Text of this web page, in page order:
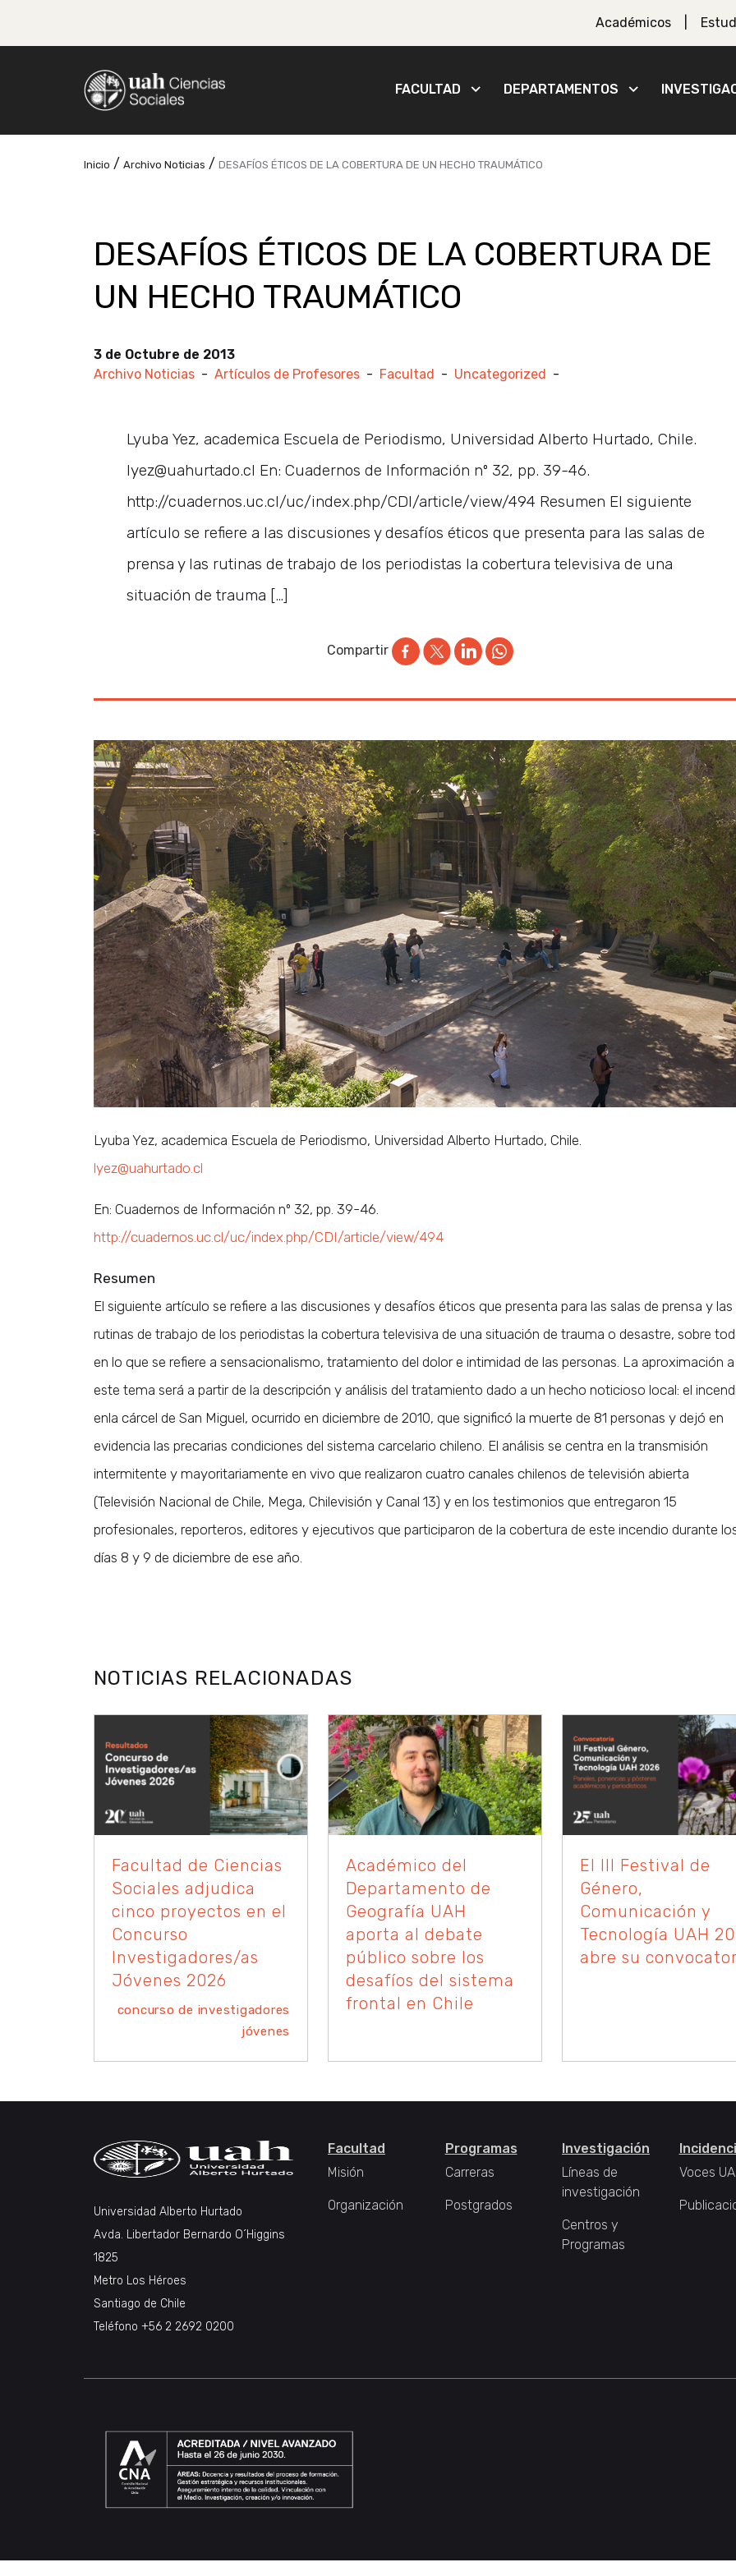
Académicos
FACULTAD DEPARTAMENTOS
Inicio / Archivo Noticias / DESAFÍOS ÉTICOS DE LA COBERTURA DE UN HECHO TRAUMÁTICO
DESAFÍOS ÉTICOS DE LA COBERTURA DE
UN HECHO TRAUMÁTICO
3 de Octubre de 2013
Archivo Noticias - Artículos de Profesores - Facultad - Uncategorized -
Lyuba Yez, academica Escuela de Periodismo, Universidad Alberto Hurtado, Chile.
lyez@uahurtado.cl En: Cuadernos de Información nº 32, pp. 39-46.
http://cuadernos.uc.cl/uc/index.php/CDI/article/view/494 Resumen El siguiente
artículo se refiere a las discusiones y desafíos éticos que presenta para las salas de
prensa y las rutinas de trabajo de los periodistas la cobertura televisiva de una
situación de trauma […]
Compartir
Lyuba Yez, academica Escuela de Periodismo, Universidad Alberto Hurtado, Chile.
lyez@uahurtado.cl
En: Cuadernos de Información nº 32, pp. 39-46.
http://cuadernos.uc.cl/uc/index.php/CDI/article/view/494
Resumen
El siguiente artículo se refiere a las discusiones y desafíos éticos que presenta para las salas de prensa y las
rutinas de trabajo de los periodistas la cobertura televisiva de una situación de trauma o desastre, sobre
en lo que se refiere a sensacionalismo, tratamiento del dolor e intimidad de las personas. La aproximación a
este tema será a partir de la descripción y análisis del tratamiento dado a un hecho noticioso local: el
enla cárcel de San Miguel, ocurrido en diciembre de 2010, que significó la muerte de 81 personas y dejó en
evidencia las precarias condiciones del sistema carcelario chileno. El análisis se centra en la transmisión
intermitente y mayoritariamente en vivo que realizaron cuatro canales chilenos de televisión abierta
(Televisión Nacional de Chile, Mega, Chilevisión y Canal 13) y en los testimonios que entregaron 15
profesionales, reporteros, editores y ejecutivos que participaron de la cobertura de este incendio durante
días 8 y 9 de diciembre de ese año.
NOTICIAS RELACIONADAS
Facultad de Ciencias
Sociales adjudica
cinco proyectos en el
Concurso
Investigadores/as
Jóvenes 2026
concurso de investigadores
jóvenes
Académico del
Departamento de
Geografía UAH
aporta al debate
público sobre los
desafíos del sistema
frontal en Chile
El III Festival de
Género,
Comunicación y
Tecnología UAH
abre su
Universidad Alberto Hurtado
Avda. Libertador Bernardo O´Higgins
1825
Metro Los Héroes
Santiago de Chile
Teléfono +56 2 2692 0200
Facultad
Misión
Organización
Programas
Carreras
Postgrados
Investigación
Líneas de
investigación
Centros y
Programas
Voces